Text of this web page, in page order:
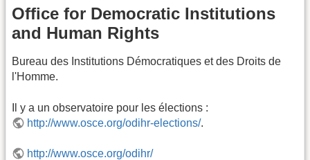
Office for Democratic Institutions
and Human Rights
Bureau des Institutions Démocratiques et des Droits de
l'Homme.
Il y a un observatoire pour les élections :
http://www.osce.org/odihr-elections/.
http://www.osce.org/odihr/